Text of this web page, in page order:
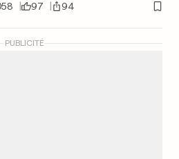
58 97 94
PUBLICITÉ